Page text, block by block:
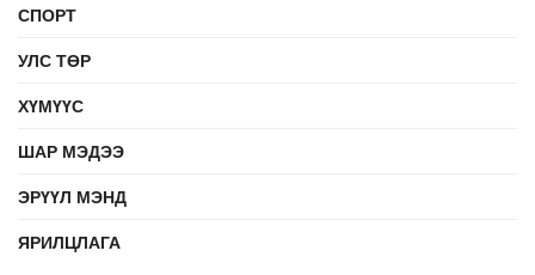
СПОРТ
УЛС ТӨР
ХҮМҮҮС
ШАР МЭДЭЭ
ЭРҮҮЛ МЭНД
ЯРИЛЦЛАГА